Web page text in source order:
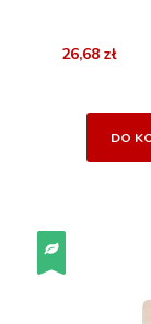
26,68 zł
DO